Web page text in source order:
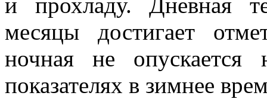
и прохладу. Дневная
месяцы достигает
ночная не
показателях в зимнее